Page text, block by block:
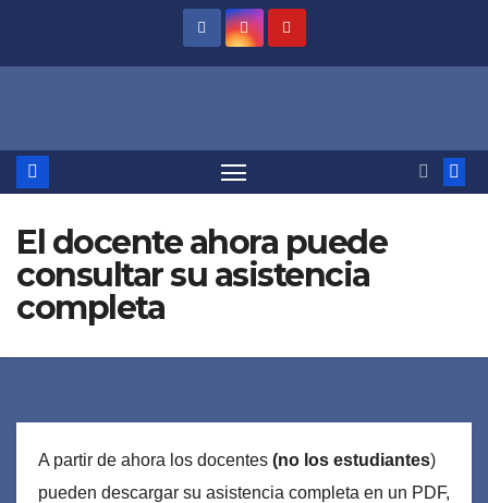
El docente ahora puede
consultar su asistencia
completa
A partir de ahora los docentes (no los estudiantes)
pueden descargar su asistencia completa en un PDF,